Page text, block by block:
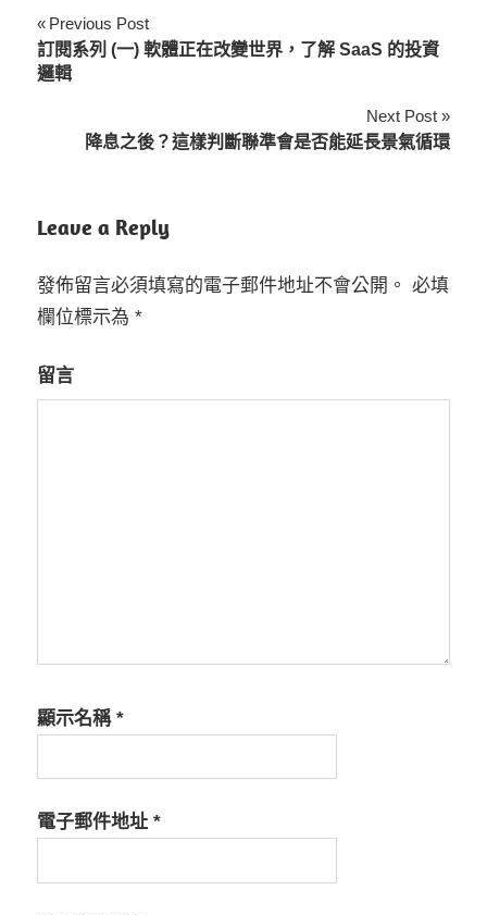
文
章
Previous Post
訂閱系列 (一) 軟體正在改變世界，了解 SaaS 的投資
邏輯
Next Post
降息之後？這樣判斷聯準會是否能延長景氣循環
Leave a Reply
發佈留言必須填寫的電子郵件地址不會公開。 必填
欄位標示為 *
留言
顯示名稱 *
電子郵件地址 *